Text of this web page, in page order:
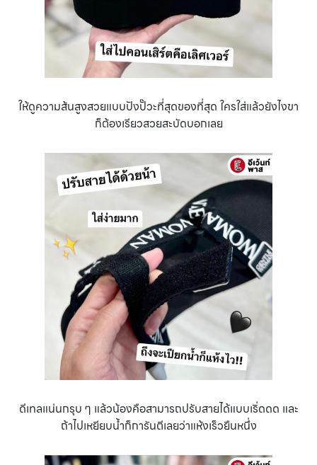
ให้ดูความส้นสูงสวยแบบปังปั๊วะที่สุดของที่สุด ใครใส่แล้วยังไงขา
ก็ต้องเรียวสวยสะบัดบอกเลย
ดีเทลแน่นกรุบ ๆ แล้วน้องคือสามารถปรับสายได้แบบเริ่ดดด และ
ถ้าไปเหยียบน้ำก็การันตีเลยว่าแห้งเร็วยืนหนึ่ง